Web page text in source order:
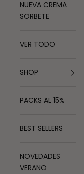
NUEVA CREMA
SORBETE
VER TODO
SHOP
PACKS AL 15%
BEST SELLERS
NOVEDADES
VERANO